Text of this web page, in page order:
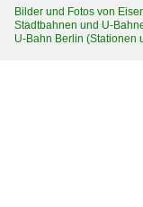
Bilder und Fotos von
Stadtbahnen und U-
U-Bahn Berlin (Stationen